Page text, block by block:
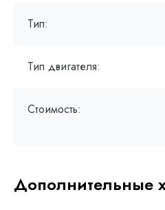
Тип:
Тип двигателя:
Стоимость:
Дополнительные